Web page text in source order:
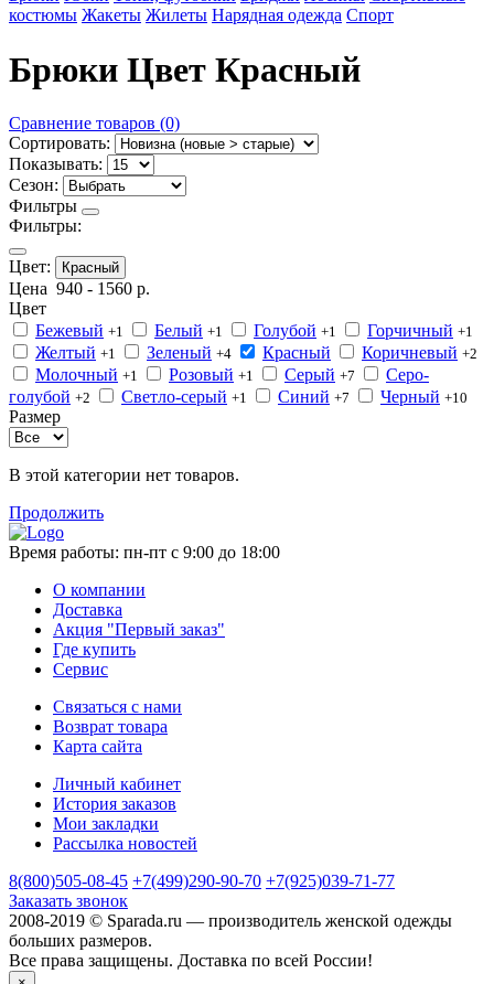
костюмы Жакеты Жилеты Нарядная одежда Спорт
Брюки Цвет Красный
Сравнение товаров (0)
Сортировать:
Показывать:
Сезон:
Фильтры
Фильтры:
Цвет: Красный
Цена 940 - 1560 р.
Цвет
Бежевый +1 Белый +1 Голубой +1 Горчичный +1
Желтый +1 Зеленый +4 Красный Коричневый +2
Молочный +1 Розовый +1 Серый +7
Серо-
голубой +2 Светло-серый +1 Синий +7 Черный +10
Размер
В этой категории нет товаров.
Продолжить
Время работы: пн-пт с 9:00 до 18:00
О компании
Доставка
Акция "Первый заказ"
Где купить
Сервис
Связаться с нами
Возврат товара
Карта сайта
Личный кабинет
История заказов
Мои закладки
Рассылка новостей
8(800)505-08-45 +7(499)290-90-70 +7(925)039-71-77
Заказать звонок
2008-2019 © Sparada.ru — производитель женской одежды
больших размеров.
Все права защищены. Доставка по всей России!